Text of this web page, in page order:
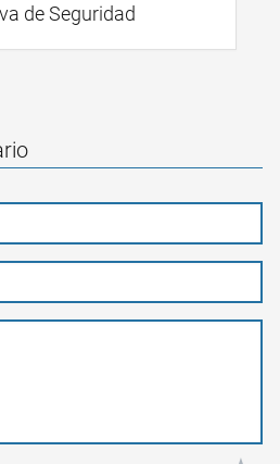
de Seguridad